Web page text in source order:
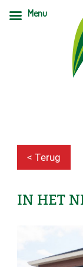
< Terug
IN HET
Menu